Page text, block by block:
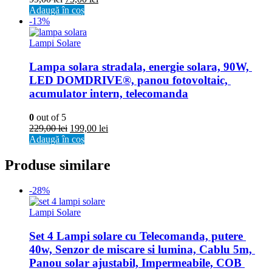
Adaugă în coș
-13%
Lampi Solare
Lampa solara stradala, energie solara, 90W,
LED DOMDRIVE®, panou fotovoltaic,
acumulator intern, telecomanda
0 out of 5
229,00lei 199,00 lei
Adaugă în coș
Produse similare
-28%
Lampi Solare
Set 4 Lampi solare cu Telecomanda, putere
40w, Senzor de miscare si lumina, Cablu 5m,
Panou solar ajustabil, Impermeabile, COB